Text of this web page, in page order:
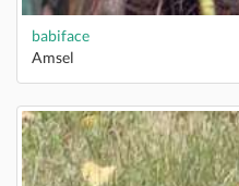
babiface
Amsel